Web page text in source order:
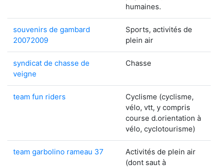
humaines.
souvenirs de gambard
20072009
Sports, activités de
plein air
syndicat de chasse de
veigne
Chasse
team fun riders
Cyclisme (cyclisme,
vélo, vtt, y compris
course d.orientation à
vélo, cyclotourisme)
team garbolino rameau 37
Activités de plein air
(dont saut à